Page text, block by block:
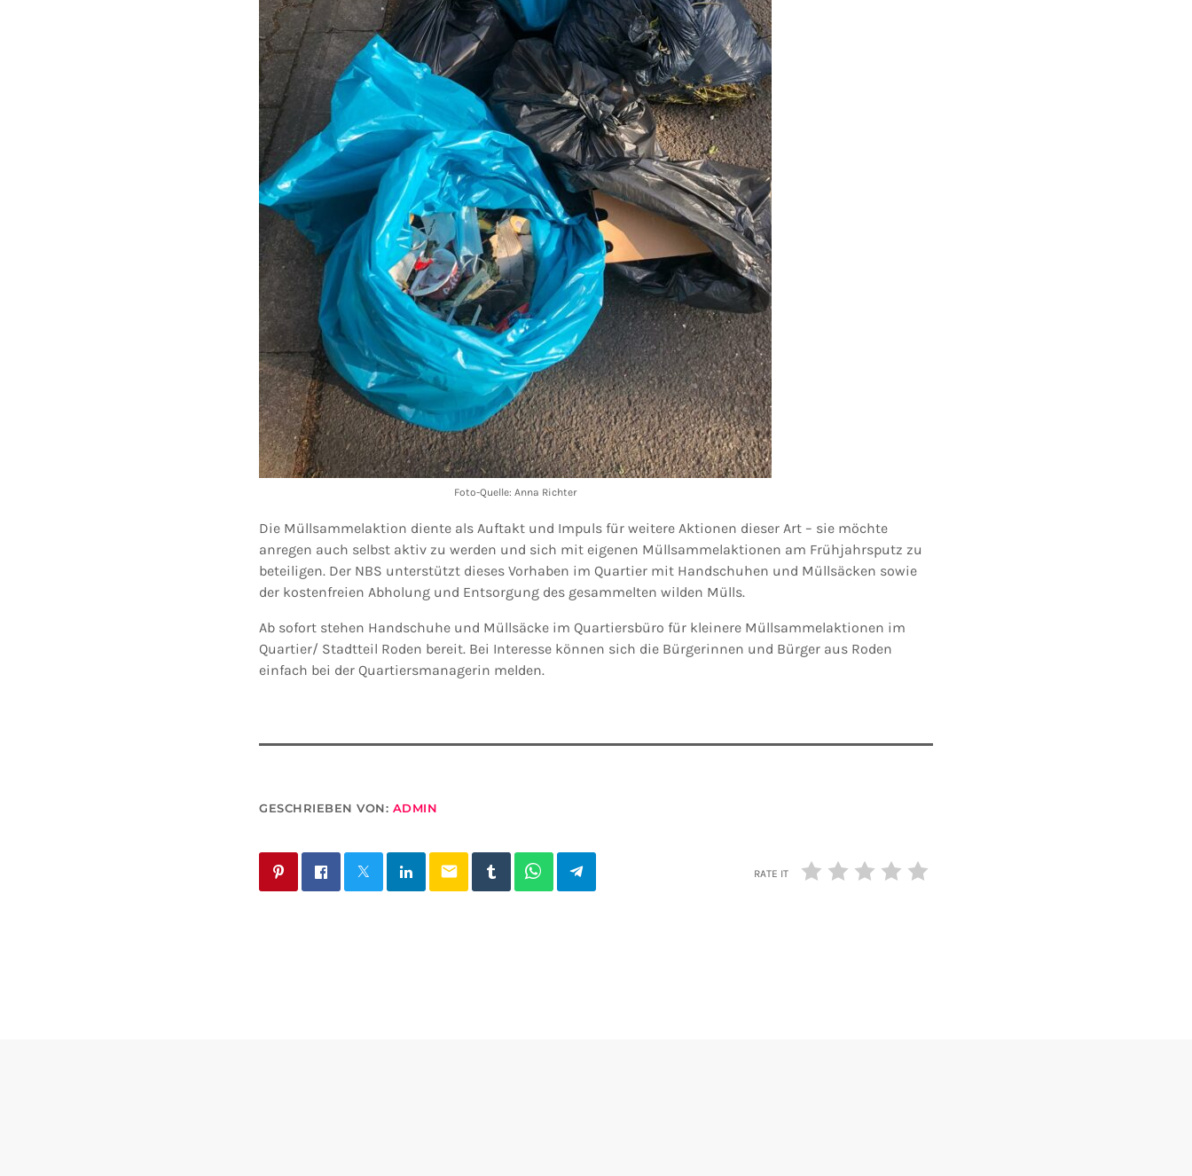
Foto-Quelle: Anna Richter
Die Müllsammelaktion diente als Auftakt und Impuls für weitere Aktionen dieser Art – sie möchte
anregen auch selbst aktiv zu werden und sich mit eigenen Müllsammelaktionen am Frühjahrsputz zu
beteiligen. Der NBS unterstützt dieses Vorhaben im Quartier mit Handschuhen und Müllsäcken sowie
der kostenfreien Abholung und Entsorgung des gesammelten wilden Mülls.
Ab sofort stehen Handschuhe und Müllsäcke im Quartiersbüro für kleinere Müllsammelaktionen im
Quartier/ Stadtteil Roden bereit. Bei Interesse können sich die Bürgerinnen und Bürger aus Roden
einfach bei der Quartiersmanagerin melden.
GESCHRIEBEN VON: ADMIN
email RATE IT